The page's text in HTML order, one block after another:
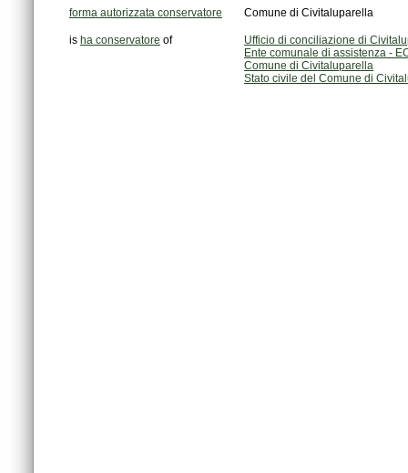
forma autorizzata conservatore Comune di Civitaluparella
is ha conservatore of
Ufficio di conciliazione di
Ente comunale di assistenza -
Comune di Civitaluparella
Stato civile del Comune di